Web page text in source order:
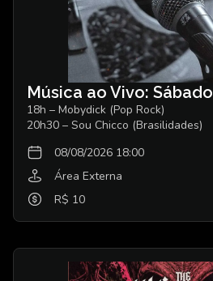
Música ao Vivo: Sábado
18h – Mobydick (Pop Rock)
20h30 – Sou Chicco (Brasilidades)
08/08/2026 18:00
Área Externa
R$ 10